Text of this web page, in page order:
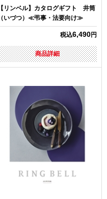
【リンベル】カタログギフト 井筒
（いづつ）≪弔事・法要向け≫
税込6,490円
商品詳細